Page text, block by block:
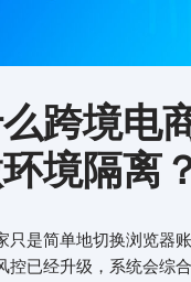
跨境电
境隔离
只是简单地切换浏览器
控已经升级，系统会综